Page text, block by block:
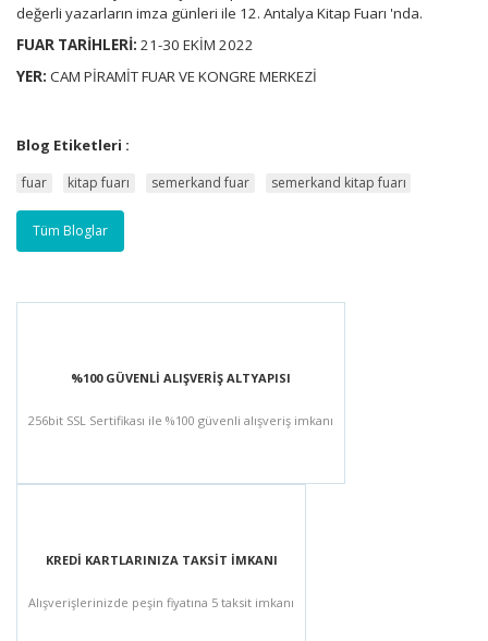
değerli yazarların imza günleri ile 12. Antalya Kitap Fuarı 'nda.
FUAR TARİHLERİ: 21-30 EKİM 2022
YER: CAM PİRAMİT FUAR VE KONGRE MERKEZİ
Blog Etiketleri :
fuar kitap fuarı semerkand fuar semerkand kitap fuarı
Tüm Bloglar
%100 GÜVENLİ ALIŞVERİŞ ALTYAPISI
256bit SSL Sertifikası ile %100 güvenli alışveriş imkanı
KREDİ KARTLARINIZA TAKSİT İMKANI
Alışverişlerinizde peşin fiyatına 5 taksit imkanı